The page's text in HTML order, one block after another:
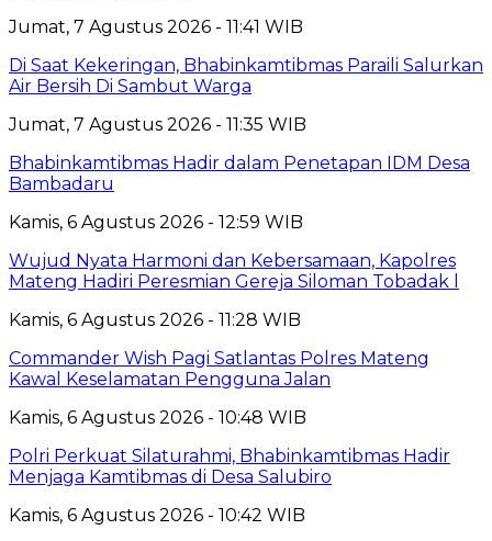
Jumat, 7 Agustus 2026 - 11:41 WIB
Di Saat Kekeringan, Bhabinkamtibmas Paraili Salurkan
Air Bersih Di Sambut Warga
Jumat, 7 Agustus 2026 - 11:35 WIB
Bhabinkamtibmas Hadir dalam Penetapan IDM Desa
Bambadaru
Kamis, 6 Agustus 2026 - 12:59 WIB
Wujud Nyata Harmoni dan Kebersamaan, Kapolres
Mateng Hadiri Peresmian Gereja Siloman Tobadak l
Kamis, 6 Agustus 2026 - 11:28 WIB
Commander Wish Pagi Satlantas Polres Mateng
Kawal Keselamatan Pengguna Jalan
Kamis, 6 Agustus 2026 - 10:48 WIB
Polri Perkuat Silaturahmi, Bhabinkamtibmas Hadir
Menjaga Kamtibmas di Desa Salubiro
Kamis, 6 Agustus 2026 - 10:42 WIB